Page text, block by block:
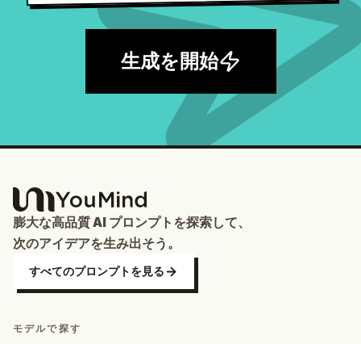
生成を開始
膨大な高品質 AI プロンプトを探索して、
次のアイデアを生み出そう。
すべてのプロンプトを見る
モデルで探す